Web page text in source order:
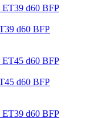
d60 BFP
d60 BFP